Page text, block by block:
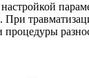
При
процедуры